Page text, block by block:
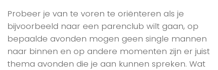
Probeer je van te voren te oriënteren als je
bijvoorbeeld naar een parenclub wilt gaan, op
bepaalde avonden mogen geen single mannen
naar binnen en op andere momenten zijn er juist
thema avonden die je aan kunnen spreken. Wat